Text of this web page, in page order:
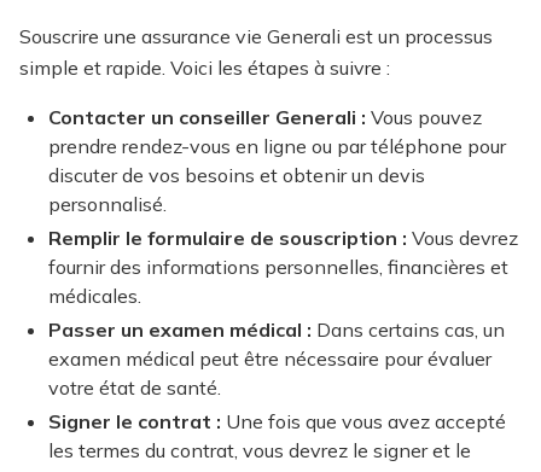
Souscrire une assurance vie Generali est un processus
simple et rapide. Voici les étapes à suivre :
Contacter un conseiller Generali : Vous pouvez
prendre rendez-vous en ligne ou par téléphone pour
discuter de vos besoins et obtenir un devis
personnalisé.
Remplir le formulaire de souscription : Vous devrez
fournir des informations personnelles, financières et
médicales.
Passer un examen médical : Dans certains cas, un
examen médical peut être nécessaire pour évaluer
votre état de santé.
Signer le contrat : Une fois que vous avez accepté
les termes du contrat, vous devrez le signer et le